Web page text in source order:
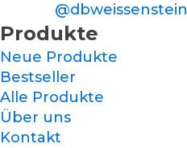
@dbweissenstein
Produkte
Neue Produkte
Bestseller
Alle Produkte
Über uns
Kontakt